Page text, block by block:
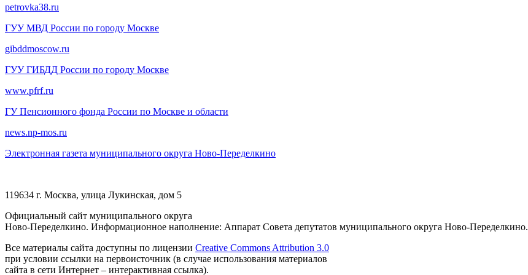
petrovka38.ru
ГУУ МВД России по городу Москве
gibddmoscow.ru
ГУУ ГИБДД России по городу Москве
www.pfrf.ru
ГУ Пенсионного фонда России по Москве и области
news.np-mos.ru
Электронная газета муниципального округа Ново-Переделкино
119634 г. Москва, улица Лукинская, дом 5
Официальный сайт муниципального округа
Ново-Переделкино. Информационное наполнение: Аппарат Совета депутатов муниципального округа Ново-Переделкино.
Все материалы сайта доступны по лицензии Creative Commons Attribution 3.0
при условии ссылки на первоисточник (в случае использования материалов
сайта в сети Интернет – интерактивная ссылка).